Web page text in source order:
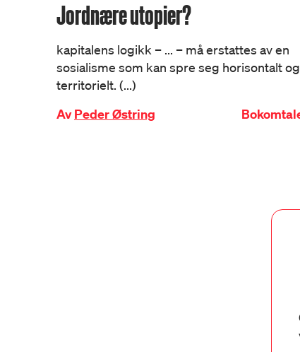
Jordnære utopier?
kapitalens logikk – ... – må erstattes av en
sosialisme som kan spre seg horisontalt og
territorielt. (...)
AvPeder Østring